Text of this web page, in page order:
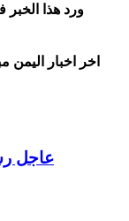
ورد هذا
اخر اخبار اليمن
عاجل